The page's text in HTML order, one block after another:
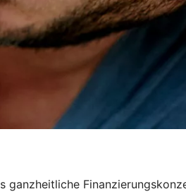
ganzheitliche